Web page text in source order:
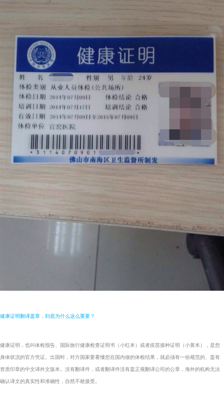
健康证明翻译盖章，到底为什么这么重要？
健康证明，也叫体检报告、国际旅行健康检查证明书（小红本）或者疫苗接种证明（小黄本），是您
身体状况的官方凭证。出国时，对方国家要看懂您在国内做的体检结果，就必须有一份规范的、盖有
资质印章的中文译外文版本。没有翻译件，或者翻译件没有盖正规翻译公司的公章，海外的机构无法
确认译文的真实性和准确性，自然不敢接受。